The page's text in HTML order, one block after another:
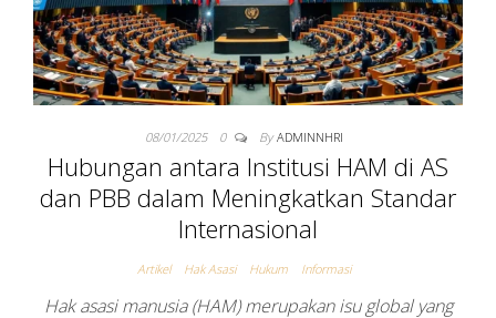
08/01/2025 0 By ADMINNHRI
Hubungan antara Institusi HAM di AS
dan PBB dalam Meningkatkan Standar
Internasional
Artikel Hak Asasi Hukum Informasi
Hak asasi manusia (HAM) merupakan isu global yang